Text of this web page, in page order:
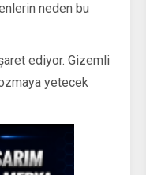
neden bu
ediyor. Gizemli
yetecek